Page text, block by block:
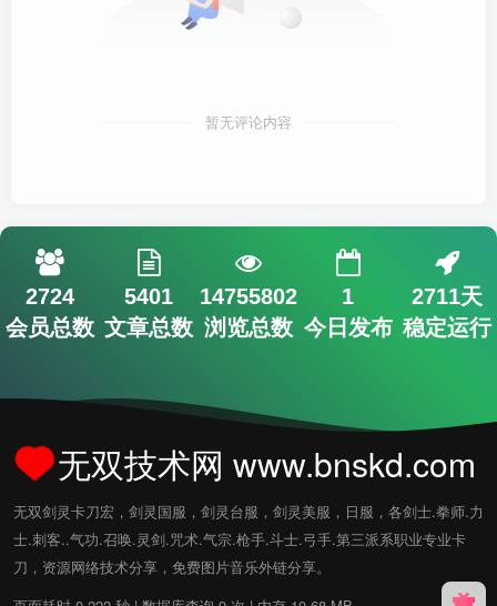
暂无评论内容
2724
会员总数
5401
文章总数
14755802
浏览总数
1
今日发布
2711天
稳定运行
无双技术网 www.bnskd.com
无双剑灵卡刀宏，剑灵国服，剑灵台服，剑灵美服，日服，各剑士.拳师.力
士.刺客..气功.召唤.灵剑.咒术.气宗.枪手.斗士.弓手.第三派系职业专业卡
刀，资源网络技术分享，免费图片音乐外链分享。